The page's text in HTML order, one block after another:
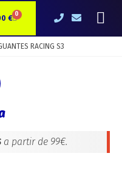
€ 0CARRITO
RACING S3
a partir de 99€.